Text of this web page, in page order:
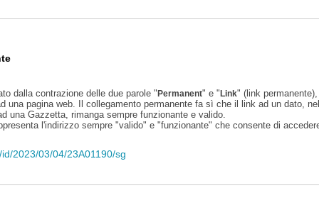
dalla contrazione delle due parole "Permanent" e "Link" (link
una pagina web. Il collegamento permanente fa sì che il link ad un dato,
una Gazzetta, rimanga sempre funzionante e valido.
l'indirizzo sempre "valido" e "funzionante" che consente di
2023/03/04/23A01190/sg